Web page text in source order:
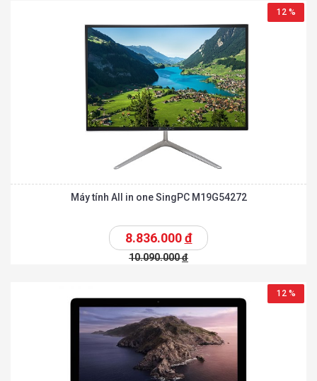
12 %
Máy tính All in one SingPC M19G54272
8.836.000đ
10.090.000đ
12 %